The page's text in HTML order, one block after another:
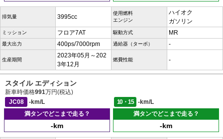
排気量 3995cc
使用燃料
エンジン
ハイオク
ガソリン
ミッション フロア7AT 駆動方式 MR
最大出力 400ps/7000rpm 過給器（ターボ） -
生産期間
2023年05月～202
3年12月
燃費性能 -
スタイル エディション
新車時価格991万円(税込)
JC08
-km/L 10・15
-km/L
満タンでどこまで走る？
-km
満タンでどこまで走る？
-km